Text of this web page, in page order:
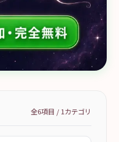
全6項目 / 1カテゴリ